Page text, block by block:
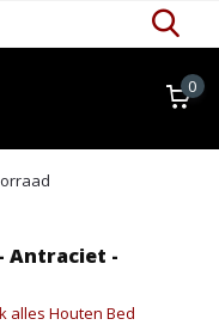
0
Antraciet -
alles Houten Bed